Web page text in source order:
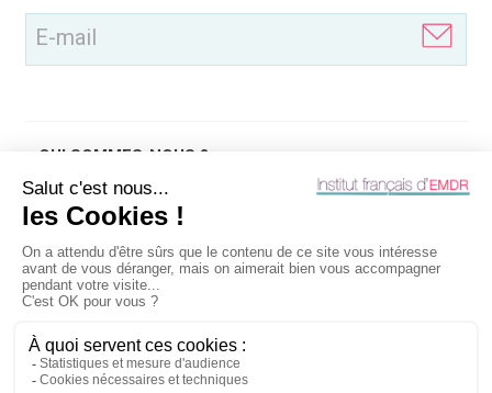
(Nécessaire)
QUI SOMMES-NOUS ?
QU'EST-CE QUE